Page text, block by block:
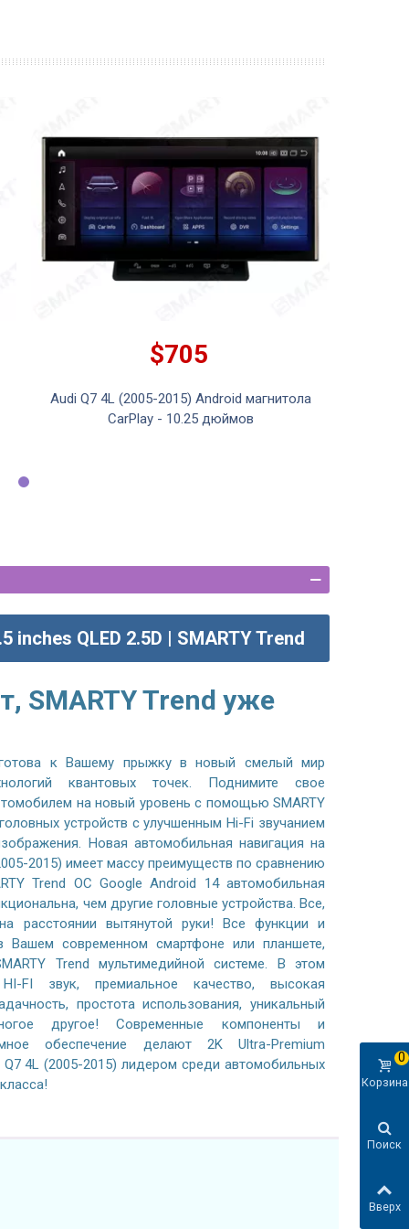
$705
Audi Q7 4L (2005-2015) Android магнитола
CarPlay - 10.25 дюймов
inches QLED 2.5D | SMARTY Trend
SMARTY Trend уже
к Вашему прыжку в новый смелый мир
квантовых точек. Поднимите свое
на новый уровень с помощью SMARTY
устройств с улучшенным Hi-Fi звучанием
Новая автомобильная навигация на
2015) имеет массу преимуществ по сравнению
Trend ОС Google Android 14 автомобильная
чем другие головные устройства. Все,
расстоянии вытянутой руки! Все функции и
Вашем современном смартфоне или планшете,
Trend мультимедийной системе. В этом
FI звук, премиальное качество, высокая
простота использования, уникальный
другое! Современные компоненты и
обеспечение делают 2K Ultra-Premium
Q7 4L (2005-2015) лидером среди автомобильных
Корзина
0
Поиск
Вверх